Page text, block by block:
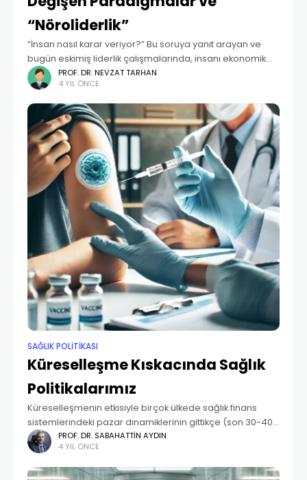
“Nöroliderlik”
“İnsan nasıl karar veriyor?” Bu soruya yanıt arayan ve
bugün eskimiş liderlik çalışmalarında, insanı ekonomik
varlık olarak görme eğilimi vardı (homo economicus).
Daha sonraki yıllarda, iki davranış iktisatçısının Nobel
Ekonomi
PROF. DR. NEVZAT TARHAN
4 YIL ÖNCE
SAĞLIK POLITIKASI
Küreselleşme Kıskacında Sağlık
Politikalarımız
Küreselleşmenin etkisiyle birçok ülkede sağlık finans
sistemlerindeki pazar dinamiklerinin gittikçe (son 30-40
yıldır) daha fazla etkili olduğunu göz ardı edemeyiz.
1980’lerde başlayan yeni liberal akım dalga dalga
yayılarak devam etti.
PROF. DR. SABAHATTIN AYDIN
4 YIL ÖNCE